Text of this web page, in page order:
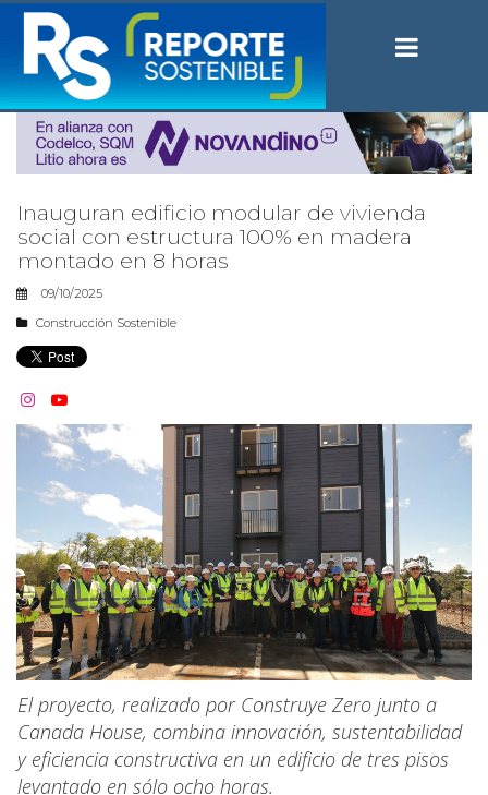
Inauguran edificio modular de vivienda
social con estructura 100% en madera
montado en 8 horas
09/10/2025
Construcción Sostenible
 
El proyecto, realizado por Construye Zero junto a
Canada House, combina innovación, sustentabilidad
y eficiencia constructiva en un edificio de tres pisos
levantado en sólo ocho horas.